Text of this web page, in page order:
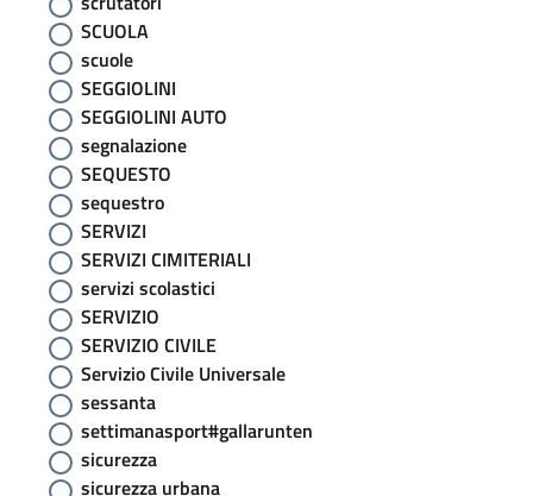
SCUOLA
scuole
SEGGIOLINI
SEGGIOLINI AUTO
segnalazione
SEQUESTO
sequestro
SERVIZI
SERVIZI CIMITERIALI
servizi scolastici
SERVIZIO
SERVIZIO CIVILE
Servizio Civile Universale
sessanta
settimanasport#gallarunten
sicurezza
sicurezza urbana